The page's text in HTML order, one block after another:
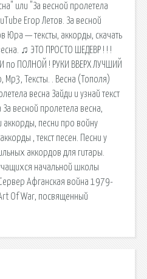
или "За весной пролетела
Егор Летов. За весной
Юра — тексты, аккорды, скачать
♫ ЭТО ПРОСТО ШЕДЕВР ! ! !
по ПОЛНОЙ ! РУКИ ВВЕРХ ЛУЧШИЙ
Mp3, Тексты. . Весна (Тополя)
весна Зайди и узнай текст
весной пролетела весна,
песни про войну
, текст песен. Песни у
аккордов для гитары.
начальной школы
Афганская война 1979-
Of War, посвященный